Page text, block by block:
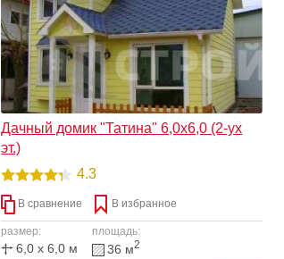
Дачный домик "Татина" 6,0х6,0 (2-ух
эт.)
4.3
В сравнение В избранное
размер:
6,0 x 6,0 м
площадь:
36 м2